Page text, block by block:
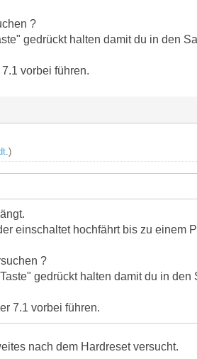
?
gedrückt halten damit du in den
vorbei führen.
.)
einschaltet hochfährt bis zu einem
?
gedrückt halten damit du in den
7.1 vorbei führen.
nach dem Hardreset versucht.